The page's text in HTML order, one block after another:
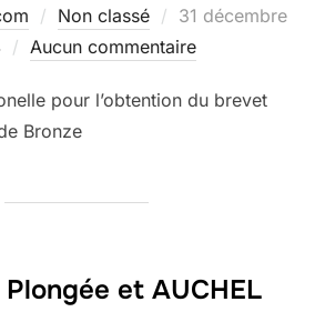
Non classé
Publié
le
31 décembre
Aucun commentaire
pour l’obtention du brevet
Bronze
Plongée et AUCHEL